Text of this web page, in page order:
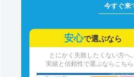
安心で選ぶなら
とにかく失敗したくない方へ。
実績と信頼性で選ぶならこちら